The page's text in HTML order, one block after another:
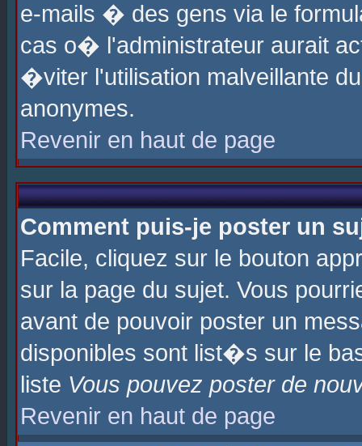
e-mails � des gens via le
cas o� l'administrateur aurait
�viter l'utilisation malveillante
anonymes.
Revenir en haut de page
Comment puis-je poster un
Facile, cliquez sur le bouton
sur la page du sujet. Vous
avant de pouvoir poster un
disponibles sont list�s sur le
liste Vous pouvez poster de
Revenir en haut de page